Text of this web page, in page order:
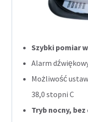
Szybki pomiar
Alarm
Możliwość
38,0 stopni C
Tryb nocny,